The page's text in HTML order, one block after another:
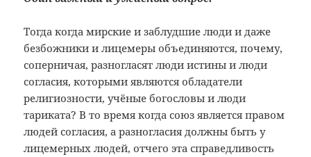
Тогда когда мирские и заблудшие люди и даже
безбожники и лицемеры объединяются, почему,
соперничая, разногласят люди истины и люди
согласия, которыми являются обладатели
религиозности, учёные богословы и люди
тариката? В то время когда союз является правом
людей согласия, а разногласия должны быть у
лицемерных людей, отчего эта справедливость